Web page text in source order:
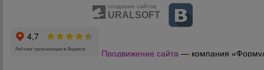
создание сайтов
URALSOFT
Продвижение сайта — компания